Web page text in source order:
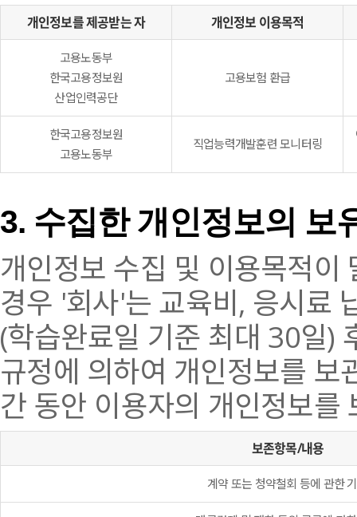
개인정보를 제공받는 자 개인정보 이용목적
고용노동부
한국고용정보원
산업인력공단
고용보험 환급
한국고용정보원
고용노동부
직업능력개발훈련 모니터링
3. 수집한 개인정보의 보
개인정보 수집 및 이용목적이
경우 '회사'는 교육비, 응시료
(학습완료일 기준 최대 30일)
규정에 의하여 개인정보를 보
간 동안 이용자의 개인정보를
보존항목/내용
계약 또는 청약철회 등에 관한